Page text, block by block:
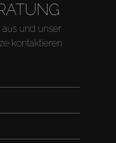
und unser
kontaktieren